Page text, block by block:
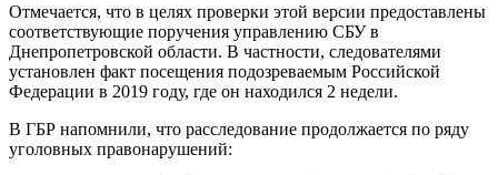
Отмечается, что в целях проверки этой версии предоставлены
соответствующие поручения управлению СБУ в
Днепропетровской области. В частности, следователями
установлен факт посещения подозреваемым Российской
Федерации в 2019 году, где он находился 2 недели.
В ГБР напомнили, что расследование продолжается по ряду
уголовных правонарушений: